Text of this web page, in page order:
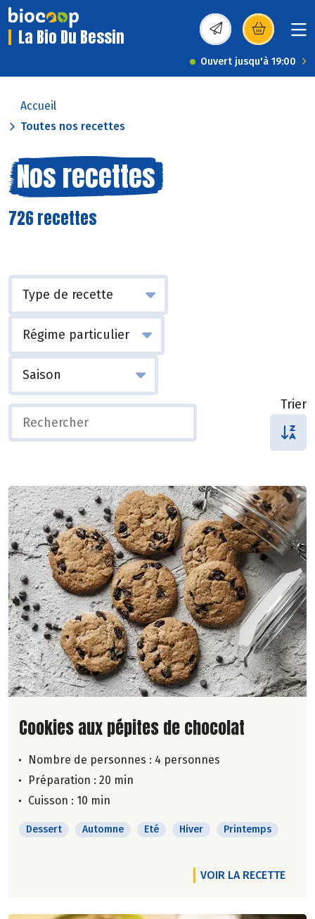
La Bio Du Bessin (s’ouvre dans une
Ouvert jusqu'à 19:00
Accueil
Toutes nos recettes
Nos recettes
726 recettes
Trier
Lire la suite de la recette
Cookies aux pépites de chocolat
Nombre de personnes : 4 personnes
Préparation : 20 min
Cuisson : 10 min
Dessert Automne Eté Hiver Printemps
VOIR LA RECETTE